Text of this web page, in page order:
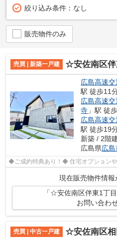
絞り込み条件： なし
販売物件のみ
売買 | 新築一戸建 ☆安佐南区
広島高速
駅 徒歩11
広島高速
寺 」駅 徒
広島高速
駅 徒歩19
新築 / 2階
広島県広
◆ご成約特典あり！◆ 住宅オプション
現在販売物件情報
「☆安佐南区伴東1
お問い合わ
売買 | 中古一戸建 ☆安佐南区相